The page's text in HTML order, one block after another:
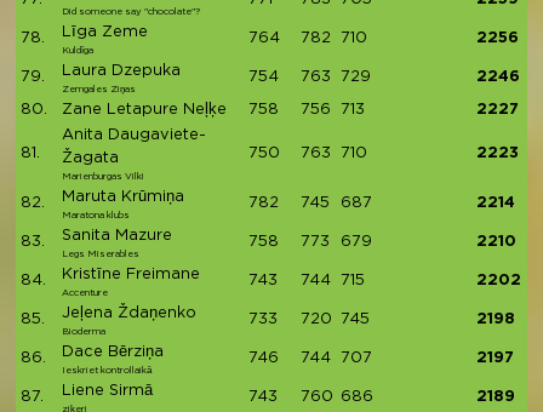
Did someone say "chocolate"?
78. Līga Zeme
Kuldīga
764 782 710 2256
79. Laura Dzepuka
Zemgales Ziņas
754 763 729 2246
80. Zane Letapure Neļķe 758 756 713 2227
81.
Anita Daugaviete-
Žagata
Marienburgas Vilki
750 763 710 2223
82. Maruta Krūmiņa
Maratona klubs
782 745 687 2214
83. Sanita Mazure
Legs Miserables
758 773 679 2210
84. Kristīne Freimane
Accenture
743 744 715 2202
85. Jeļena Ždaņenko
Bioderma
733 720 745 2198
86. Dace Bērziņa
Ieskriet kontrollaikā
746 744 707 2197
87. Liene Sirmā
ziķeri
743 760 686 2189